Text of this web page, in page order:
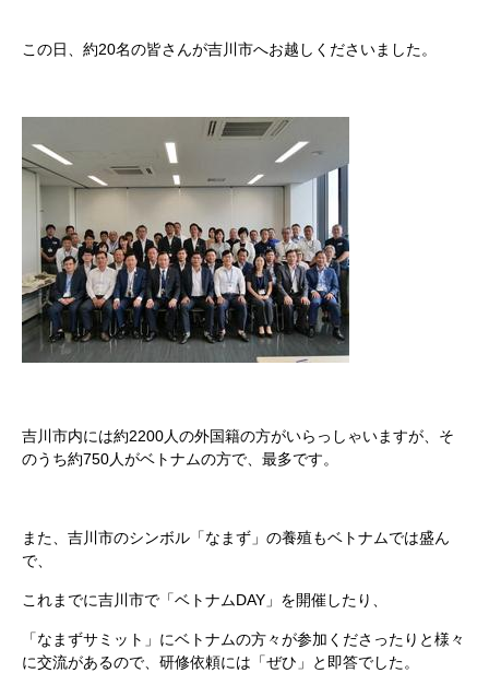
この日、約20名の皆さんが吉川市へお越しくださいました。
吉川市内には約2200人の外国籍の方がいらっしゃいますが、そ
のうち約750人がベトナムの方で、最多です。
また、吉川市のシンボル「なまず」の養殖もベトナムでは盛ん
で、
これまでに吉川市で「ベトナムDAY」を開催したり、
「なまずサミット」にベトナムの方々が参加くださったりと様々
に交流があるので、研修依頼には「ぜひ」と即答でした。